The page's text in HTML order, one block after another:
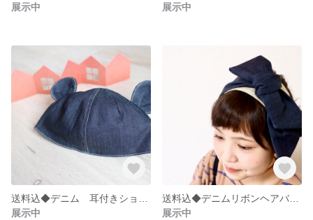
展示中
展示中
展示中
送料込◆デニムリボンヘアバンド
展示中